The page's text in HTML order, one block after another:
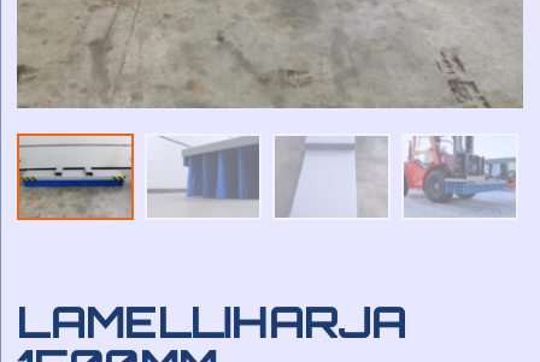
LAMELLIHARJA